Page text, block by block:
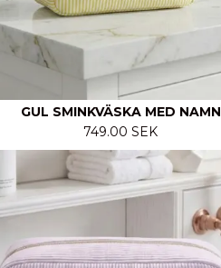
GUL SMINKVÄSKA MED NAMN
749.00 SEK